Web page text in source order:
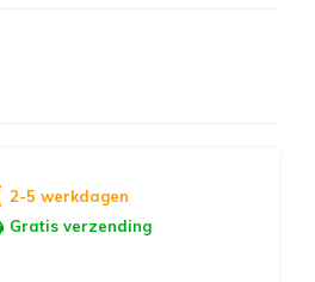
2-5 werkdagen
Gratis verzending